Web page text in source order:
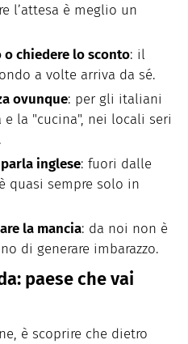
l’attesa è meglio un
chiedere lo sconto: il
a volte arriva da sé.
ovunque: per gli italiani
e la "cucina", nei locali seri
inglese: fuori dalle
quasi sempre solo in
la mancia: da noi non è
di generare imbarazzo.
paese che vai
è scoprire che dietro